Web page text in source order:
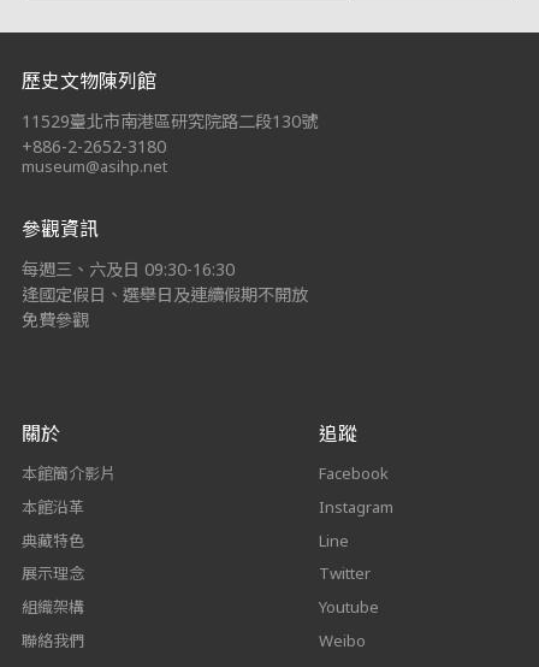
:::
歷史文物陳列館
11529臺北市南港區研究院路二段130號
+886-2-2652-3180
museum@asihp.net
參觀資訊
每週三、六及日 09:30-16:30
逢國定假日、選舉日及連續假期不開放
免費參觀
關於
本館簡介影片
本館沿革
典藏特色
展示理念
組織架構
聯絡我們
追蹤
Facebook
Instagram
Line
Twitter
Youtube
Weibo